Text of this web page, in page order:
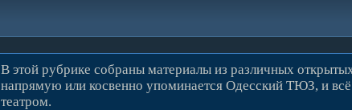
В этой рубрике собраны материалы из различных
напрямую или косвенно упоминается Одесский ТЮЗ, и
театром.